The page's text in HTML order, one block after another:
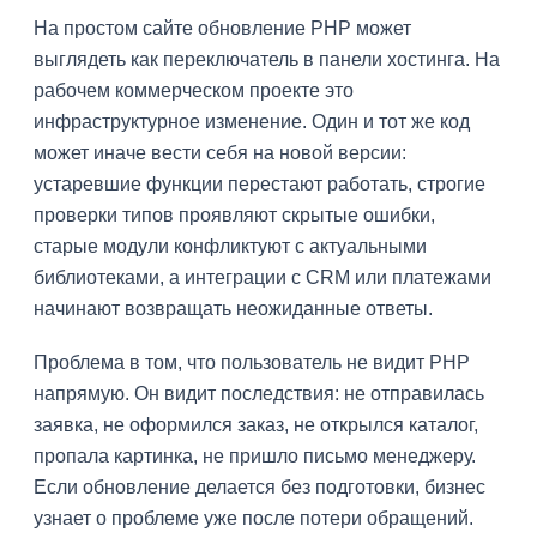
На простом сайте обновление PHP может
выглядеть как переключатель в панели хостинга. На
рабочем коммерческом проекте это
инфраструктурное изменение. Один и тот же код
может иначе вести себя на новой версии:
устаревшие функции перестают работать, строгие
проверки типов проявляют скрытые ошибки,
старые модули конфликтуют с актуальными
библиотеками, а интеграции с CRM или платежами
начинают возвращать неожиданные ответы.
Проблема в том, что пользователь не видит PHP
напрямую. Он видит последствия: не отправилась
заявка, не оформился заказ, не открылся каталог,
пропала картинка, не пришло письмо менеджеру.
Если обновление делается без подготовки, бизнес
узнает о проблеме уже после потери обращений.